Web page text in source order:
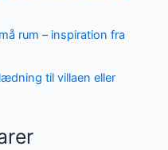
rum – inspiration fra
til villaen eller